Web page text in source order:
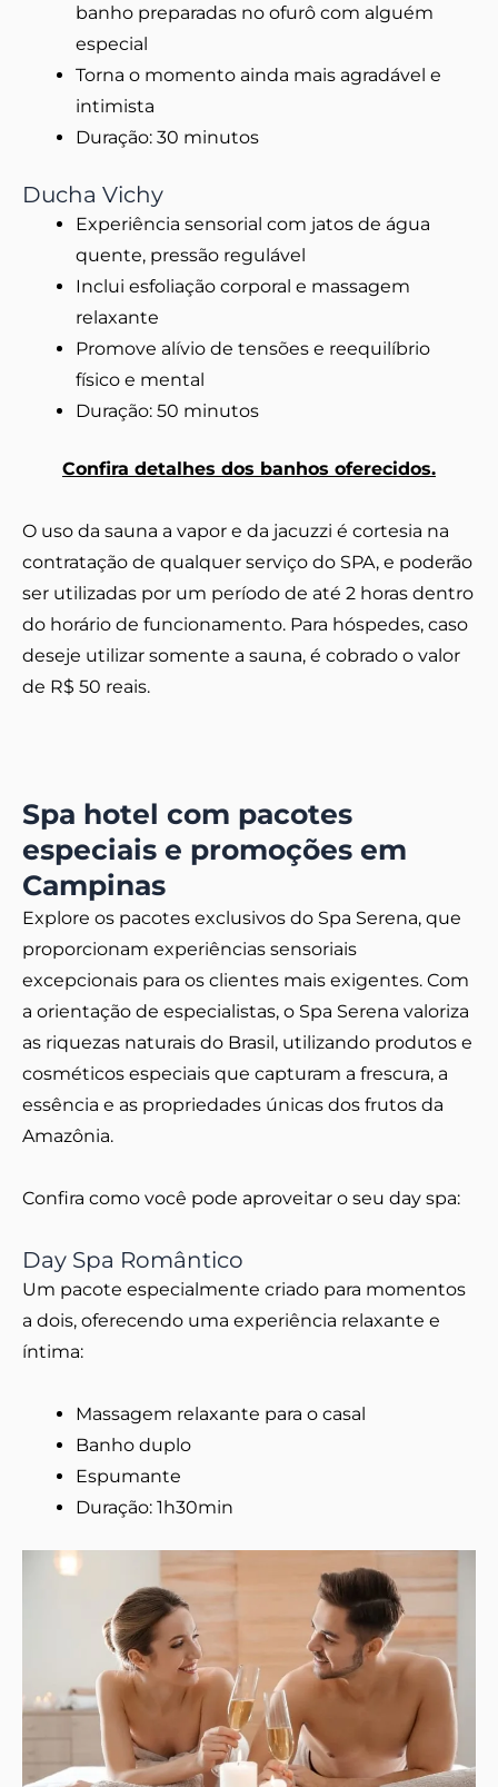
banho preparadas no ofurô com alguém
especial
Torna o momento ainda mais agradável e
intimista
Duração: 30 minutos
Ducha Vichy
Experiência sensorial com jatos de água
quente, pressão regulável
Inclui esfoliação corporal e massagem
relaxante
Promove alívio de tensões e reequilíbrio
físico e mental
Duração: 50 minutos
Confira detalhes dos banhos oferecidos.
O uso da sauna a vapor e da jacuzzi é cortesia na
contratação de qualquer serviço do SPA, e poderão
ser utilizadas por um período de até 2 horas dentro
do horário de funcionamento. Para hóspedes, caso
deseje utilizar somente a sauna, é cobrado o valor
de R$ 50 reais.
Spa hotel com pacotes
especiais e promoções em
Campinas
Explore os pacotes exclusivos do Spa Serena, que
proporcionam experiências sensoriais
excepcionais para os clientes mais exigentes. Com
a orientação de especialistas, o Spa Serena valoriza
as riquezas naturais do Brasil, utilizando produtos e
cosméticos especiais que capturam a frescura, a
essência e as propriedades únicas dos frutos da
Amazônia.
Confira como você pode aproveitar o seu day spa:
Day Spa Romântico
Um pacote especialmente criado para momentos
a dois, oferecendo uma experiência relaxante e
íntima:
Massagem relaxante para o casal
Banho duplo
Espumante
Duração: 1h30min